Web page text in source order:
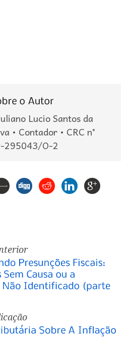
Lucio Santos da
• Contador • CRC n°
295043/O-2